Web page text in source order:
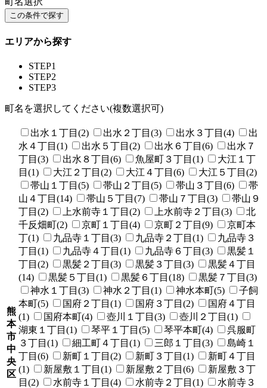
エリアから探す
STEP1
STEP2
STEP3
町名を選択してください(複数選択可)
熊
本
市
中
央
区
出水１丁目(2) 出水２丁目(3) 出水３丁目(4)
出
水４丁目(1)
出水５丁目(2) 出水６丁目(6)
出水７
丁目(3)
出水８丁目(6) 魚屋町３丁目(1)
大江１丁
目(1)
大江２丁目(2) 大江４丁目(6)
大江５丁目(2)
帯山１丁目(5)
帯山２丁目(5) 帯山３丁目(6)
帯
山４丁目(14)
帯山５丁目(7) 帯山７丁目(3)
帯山９
丁目(2)
上水前寺１丁目(2) 上水前寺２丁目(3)
北
千反畑町(2)
京町１丁目(4) 京町２丁目(9)
京町本
丁(1)
九品寺１丁目(3) 九品寺２丁目(1)
九品寺３
丁目(1)
九品寺４丁目(1) 九品寺６丁目(3)
黒髪１
丁目(2)
黒髪２丁目(3) 黒髪３丁目(3)
黒髪４丁目
(14)
黒髪５丁目(1) 黒髪６丁目(18)
黒髪７丁目(3)
神水１丁目(3)
神水２丁目(1) 神水本町(5)
子飼
本町(5)
国府２丁目(1) 国府３丁目(2)
国府４丁目
(1)
国府本町(4) 壺川１丁目(3)
壺川２丁目(1)
湖東１丁目(1)
琴平１丁目(5) 琴平本町(4)
呉服町
３丁目(1)
細工町４丁目(1) 三郎１丁目(3)
島崎１
丁目(6)
新町１丁目(2) 新町３丁目(1)
新町４丁目
(1)
新屋敷１丁目(1) 新屋敷２丁目(6)
新屋敷３丁
目(2)
水前寺１丁目(4) 水前寺２丁目(1)
水前寺３